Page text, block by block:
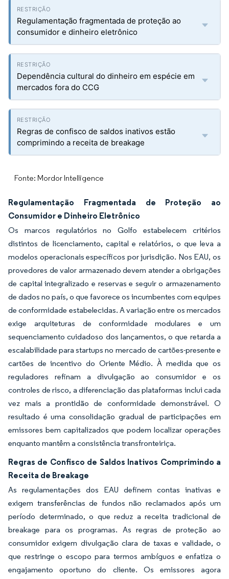
Regulamentação fragmentada de proteção ao
consumidor e dinheiro eletrônico
Dependência cultural do dinheiro em espécie em
mercados fora do CCG
Regras de confisco de saldos inativos estão
comprimindo a receita de breakage
Fonte: Mordor Intelligence
Regulamentação Fragmentada de Proteção ao
Consumidor e Dinheiro Eletrônico
Os marcos regulatórios no Golfo estabelecem critérios
distintos de licenciamento, capital e relatórios, o que leva a
modelos operacionais específicos por jurisdição. Nos EAU, os
provedores de valor armazenado devem atender a obrigações
de capital integralizado e reservas e seguir o armazenamento
de dados no país, o que favorece os incumbentes com equipes
de conformidade estabelecidas. A variação entre os mercados
exige arquiteturas de conformidade modulares e um
sequenciamento cuidadoso dos lançamentos, o que retarda a
escalabilidade para startups no mercado de cartões-presente e
cartões de incentivo do Oriente Médio. À medida que os
reguladores refinam a divulgação ao consumidor e os
controles de risco, a diferenciação das plataformas inclui cada
vez mais a prontidão de conformidade demonstrável. O
resultado é uma consolidação gradual de participações em
emissores bem capitalizados que podem localizar operações
enquanto mantêm a consistência transfronteiriça.
Regras de Confisco de Saldos Inativos Comprimindo a
Receita de Breakage
As regulamentações dos EAU definem contas inativas e
exigem transferências de fundos não reclamados após um
período determinado, o que reduz a receita tradicional de
breakage para os programas. As regras de proteção ao
consumidor exigem divulgação clara de taxas e validade, o
que restringe o escopo para termos ambíguos e enfatiza o
engajamento oportuno do cliente. Os emissores agora